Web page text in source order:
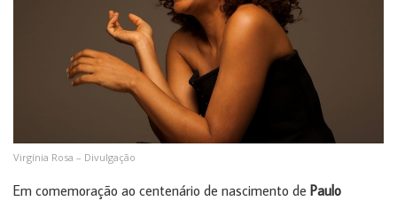
Virgínia Rosa – Divulgação
Em comemoração ao centenário de nascimento de Paulo